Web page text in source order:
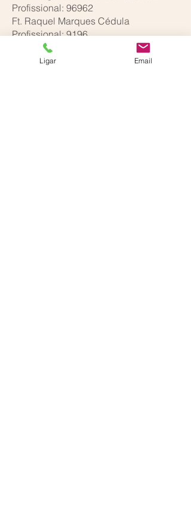
Profissional: 96962
Ft. Raquel Marques Cédula
Profissional: 9196
Ft. Vanessa Antunes: Cédula
Profissional: 4096
Ligar Email